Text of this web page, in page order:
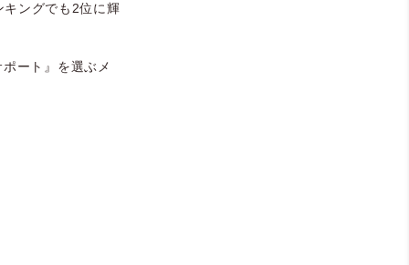
ングでも2位に輝
ート』を選ぶメ